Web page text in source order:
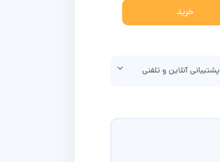
خرید
پشتیبانی آنلاین و تلفنی